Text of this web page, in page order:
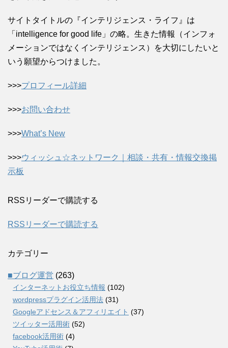
サイトタイトルの『インテリジェンス・ライフ』は
「intelligence for good life」の略。生きた情報（インフォ
メーションではなくインテリジェンス）を大切にしたいと
いう願望からつけました。
>>>プロフィール詳細
>>>お問い合わせ
>>>What’s New
>>>ウィッシュ☆ネットワーク｜相談・共有・情報交換掲
示板
RSSリーダーで購読する
RSSリーダーで購読する
カテゴリー
■ブログ運営 (263)
インターネットお役立ち情報 (102)
wordpressプラグイン活用法 (31)
Googleアドセンス＆アフィリエイト (37)
ツイッター活用術 (52)
facebook活用術 (4)